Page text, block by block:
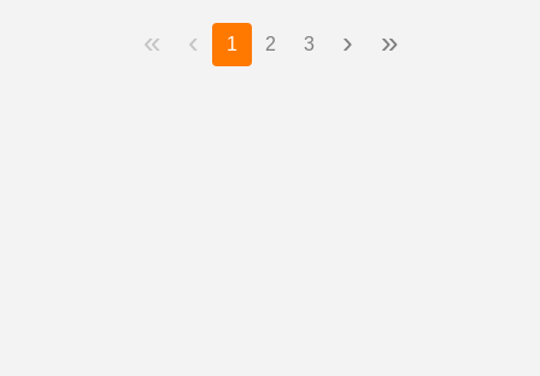
« ‹ 1 2 3 › »